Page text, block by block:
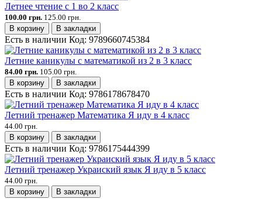
Летнее чтение с 1 во 2 класс
100.00 грн. 125.00 грн.
В корзину
В закладки
Есть в наличии Код: 9789660745384
Летние каникулы с математикой из 2 в 3 класс
84.00 грн. 105.00 грн.
В корзину
В закладки
Есть в наличии Код: 9786178678470
Летний тренажер Математика Я иду в 4 класс
44.00 грн.
В корзину
В закладки
Есть в наличии Код: 9786175444399
Летний тренажер Украиский язык Я иду в 5 класс
44.00 грн.
В корзину
В закладки